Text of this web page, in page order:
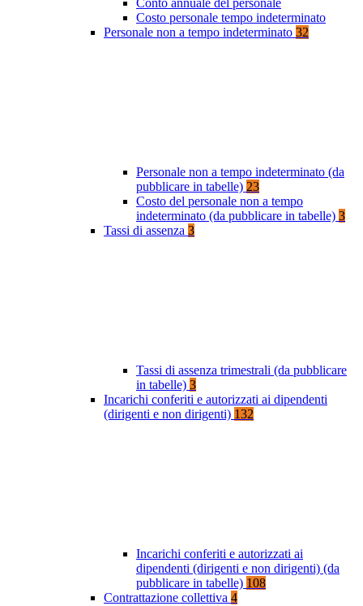
Conto annuale del personale
Costo personale tempo indeterminato
Personale non a tempo indeterminato 32
Personale non a tempo indeterminato (da
pubblicare in tabelle) 23
Costo del personale non a tempo
indeterminato (da pubblicare in tabelle) 3
Tassi di assenza 3
Tassi di assenza trimestrali (da pubblicare
in tabelle) 3
Incarichi conferiti e autorizzati ai dipendenti
(dirigenti e non dirigenti) 132
Incarichi conferiti e autorizzati ai
dipendenti (dirigenti e non dirigenti) (da
pubblicare in tabelle) 108
Contrattazione collettiva 4